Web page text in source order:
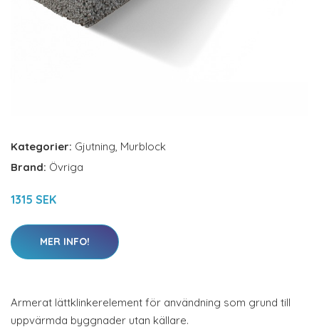
Kategorier: Gjutning, Murblock
Brand: Övriga
1315 SEK
MER INFO!
Armerat lättklinkerelement för användning som grund till
uppvärmda byggnader utan källare.